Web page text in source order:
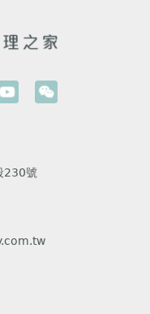
230號